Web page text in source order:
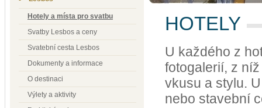
Hotely a místa pro svatbu
Svatby Lesbos a ceny
Svatební cesta Lesbos
Dokumenty a informace
O destinaci
Výlety a aktivity
HOTELY
U každého z
fotogalerií, z
vkusu a stylu.
nebo stavební